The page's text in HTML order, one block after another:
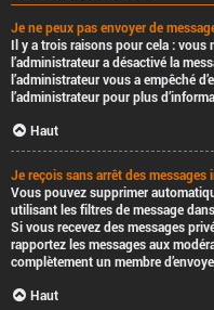
Je ne peux pas envoyer de
Il y a trois raisons pour cela : vous
l’administrateur a désactivé la
l’administrateur vous a empêché
l’administrateur pour plus
Haut
Je reçois sans arrêt des messages
Vous pouvez supprimer
utilisant les filtres de message
Si vous recevez des messages
rapportez les messages aux
complètement un membre
Haut